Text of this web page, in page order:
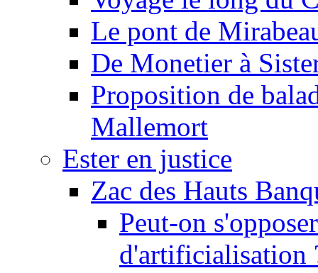
Le pont de
De Monetier à
Proposition de
Mallemort
Ester en justice
Zac des Hauts
Peut-on
d'artificialisation